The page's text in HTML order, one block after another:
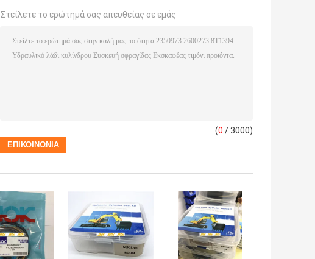
Στείλετε το ερώτημά σας απευθείας σε εμάς
(0 / 3000)